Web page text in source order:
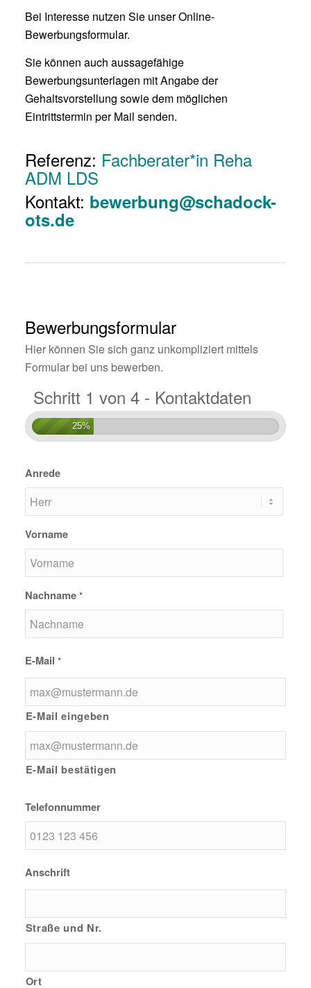
Bei Interesse nutzen Sie unser Online-
Bewerbungsformular.
Sie können auch aussagefähige
Bewerbungsunterlagen mit Angabe der
Gehaltsvorstellung sowie dem möglichen
Eintrittstermin per Mail senden.
Referenz: Fachberater*in Reha
ADM LDS
Kontakt: bewerbung@schadock-
ots.de
Bewerbungsformular
Hier können Sie sich ganz unkompliziert mittels
Formular bei uns bewerben.
Schritt 1 von 4 - Kontaktdaten
25%
Anrede
Vorname
Nachname *
E-Mail *
E-Mail eingeben
E-Mail bestätigen
Telefonnummer
Anschrift
Straße und Nr.
Ort